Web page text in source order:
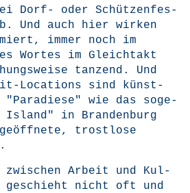
Dorf- oder Schüt­zen­fes­
Und auch hier wir­ken
immer noch im
Wor­tes im Gleich­takt
tan­zend. Und
Loca­ti­ons sind künst­
wie das soge­
in Bran­den­burg
trost­lo­se
zwi­schen Arbeit und Kul­
geschieht nicht oft und